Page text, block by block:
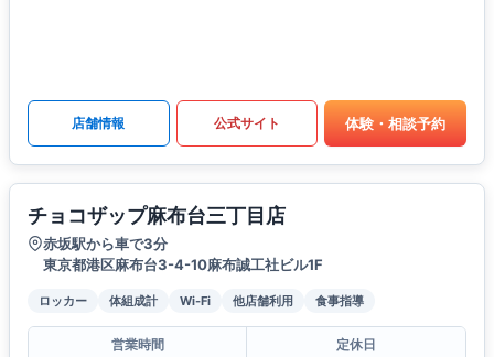
店舗情報 公式サイト 体験・相談予約
チョコザップ麻布台三丁目店
赤坂駅から車で3分
東京都港区麻布台3-4-10麻布誠工社ビル1F
ロッカー 体組成計 Wi-Fi 他店舗利用 食事指導
営業時間
定休日